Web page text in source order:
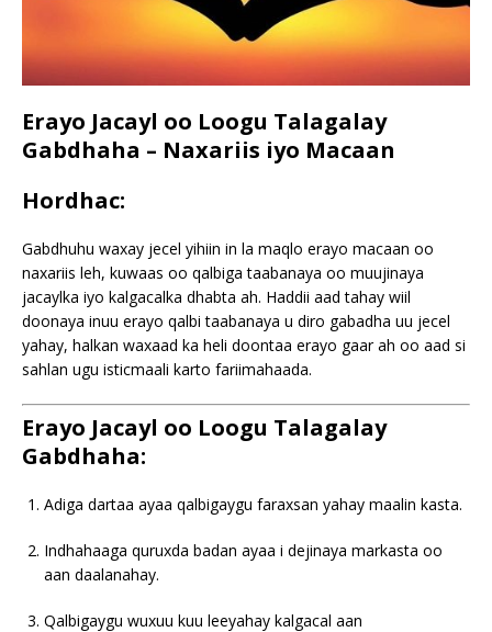
Erayo Jacayl oo Loogu Talagalay
Gabdhaha – Naxariis iyo Macaan
Hordhac:
Gabdhuhu waxay jecel yihiin in la maqlo erayo macaan oo
naxariis leh, kuwaas oo qalbiga taabanaya oo muujinaya
jacaylka iyo kalgacalka dhabta ah. Haddii aad tahay wiil
doonaya inuu erayo qalbi taabanaya u diro gabadha uu jecel
yahay, halkan waxaad ka heli doontaa erayo gaar ah oo aad si
sahlan ugu isticmaali karto fariimahaada.
Erayo Jacayl oo Loogu Talagalay
Gabdhaha:
Adiga dartaa ayaa qalbigaygu faraxsan yahay maalin kasta.
Indhahaaga quruxda badan ayaa i dejinaya markasta oo
aan daalanahay.
Qalbigaygu wuxuu kuu leeyahay kalgacal aan